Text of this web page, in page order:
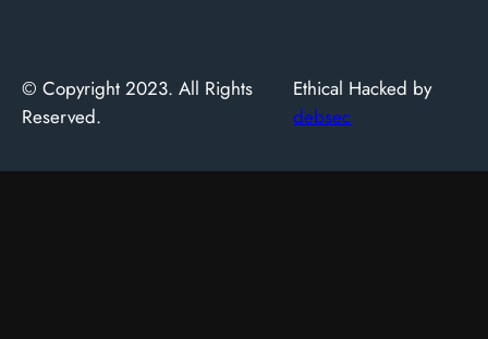
© Copyright 2023. All Rights
Reserved.
Ethical Hacked by
debsec